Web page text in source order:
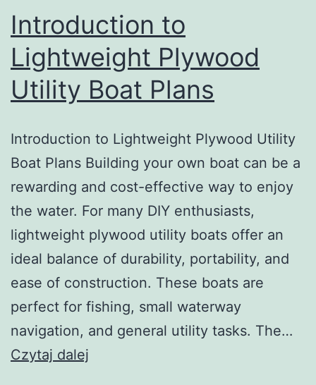
Introduction to
Lightweight Plywood
Utility Boat Plans
Introduction to Lightweight Plywood Utility
Boat Plans Building your own boat can be a
rewarding and cost-effective way to enjoy
the water. For many DIY enthusiasts,
lightweight plywood utility boats offer an
ideal balance of durability, portability, and
ease of construction. These boats are
perfect for fishing, small waterway
navigation, and general utility tasks. The…
Czytaj dalej